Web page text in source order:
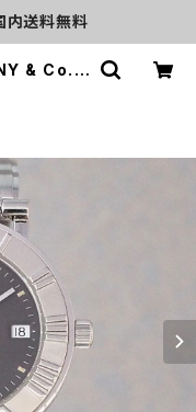
送料無料
& Co.A